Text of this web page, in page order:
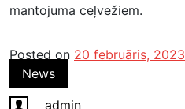
mantojuma ceļvežiem.
Posted on 20 februāris, 2023
News
admin